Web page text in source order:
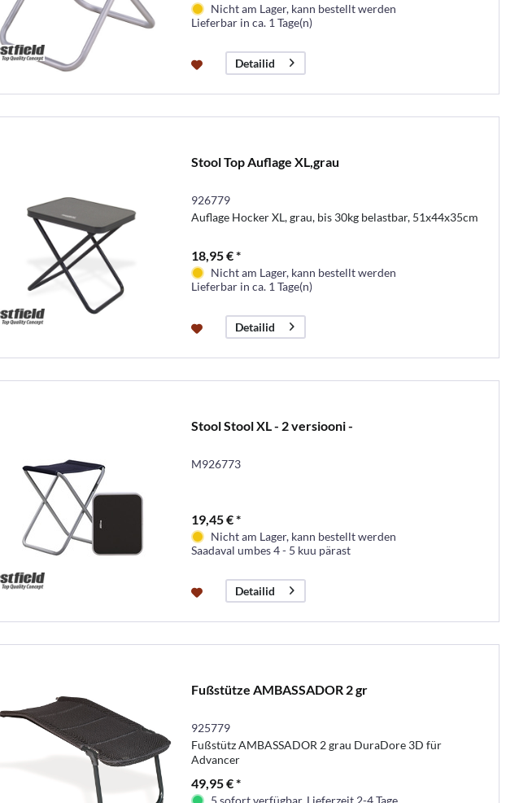
Nicht am Lager, kann bestellt werden
Lieferbar in ca. 1 Tage(n)
Detailid
Stool Top Auflage XL,grau
926779
Auflage Hocker XL, grau, bis 30kg belastbar, 51x44x35cm
18,95 € *
Nicht am Lager, kann bestellt werden
Lieferbar in ca. 1 Tage(n)
Detailid
Stool Stool XL - 2 versiooni -
M926773
19,45 € *
Nicht am Lager, kann bestellt werden
Saadaval umbes 4 - 5 kuu pärast
Detailid
Fußstütze AMBASSADOR 2 gr
925779
Fußstütz AMBASSADOR 2 grau DuraDore 3D für
Advancer
49,95 € *
5 sofort verfügbar. Lieferzeit 2-4 Tage.